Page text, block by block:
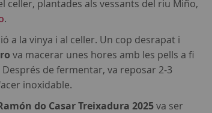
celler, plantades als vessants del riu Miño,
.
a la vinya i al celler. Un cop desrapat i
va macerar unes hores amb les pells a fi
de fermentar, va reposar 2-3
inoxidable.
do Casar Treixadura 2025va ser